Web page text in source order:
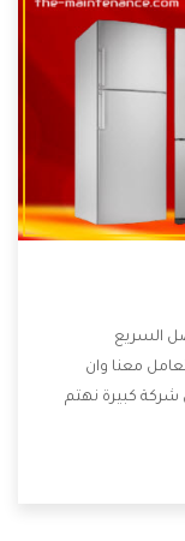
السريع
معنا وان
كبيرة نهتم
تكون من أهم